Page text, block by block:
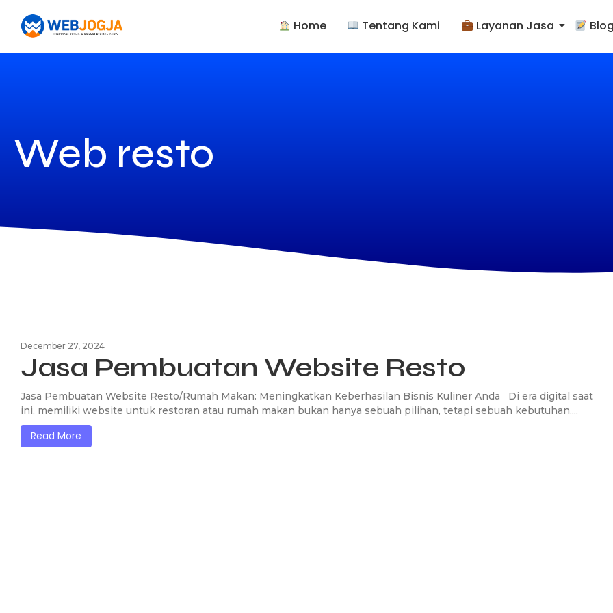
Home Tentang Kami Layanan Jasa
Web resto
December 27, 2024
Jasa Pembuatan Website Resto
Jasa Pembuatan Website Resto/Rumah Makan: Meningkatkan Keberhasilan Bisnis Kuliner Anda Di era digital saat
ini, memiliki website untuk restoran atau rumah makan bukan hanya sebuah pilihan, tetapi sebuah kebutuhan....
Read More